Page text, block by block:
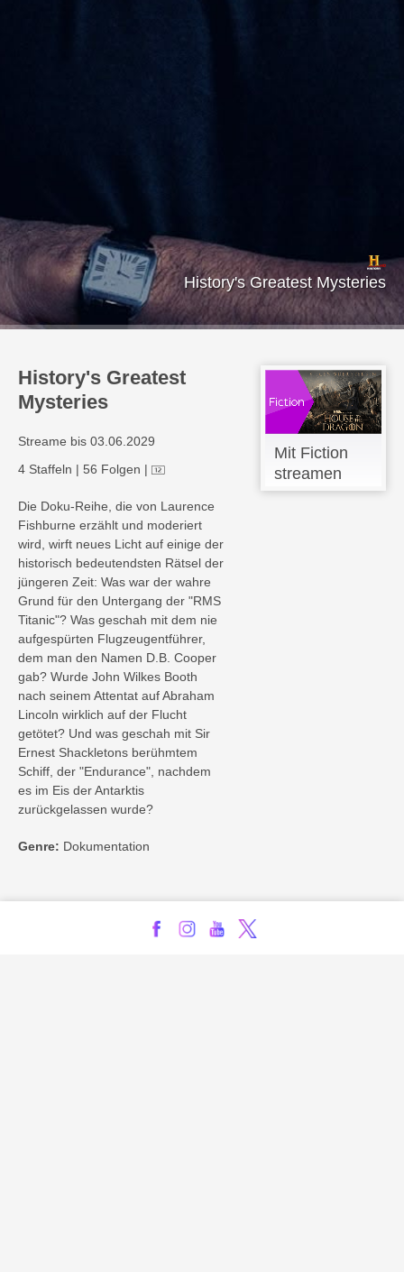
History's Greatest Mysteries
History's Greatest
Mysteries
Streame bis 03.06.2029
4 Staffeln | 56 Folgen |
Die Doku-Reihe, die von Laurence
Fishburne erzählt und moderiert
wird, wirft neues Licht auf einige der
historisch bedeutendsten Rätsel der
jüngeren Zeit: Was war der wahre
Grund für den Untergang der "RMS
Titanic"? Was geschah mit dem nie
aufgespürten Flugzeugentführer,
dem man den Namen D.B. Cooper
gab? Wurde John Wilkes Booth
nach seinem Attentat auf Abraham
Lincoln wirklich auf der Flucht
getötet? Und was geschah mit Sir
Ernest Shackletons berühmtem
Schiff, der "Endurance", nachdem
es im Eis der Antarktis
zurückgelassen wurde?
Genre: Dokumentation
Mit Fiction
streamen